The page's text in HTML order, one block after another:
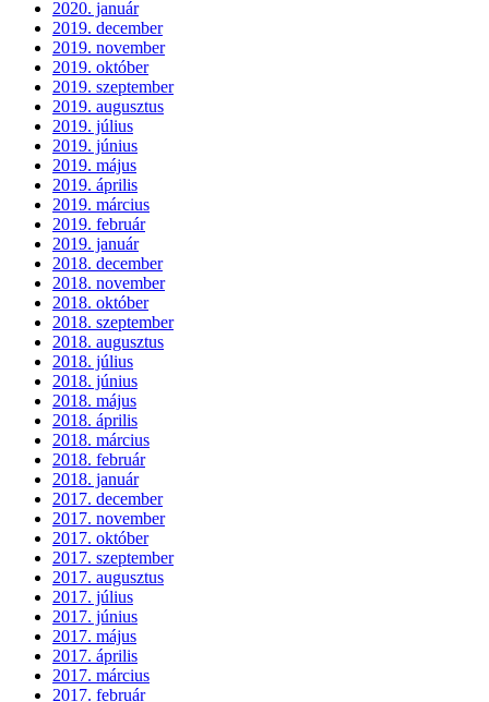
2020. január
2019. december
2019. november
2019. október
2019. szeptember
2019. augusztus
2019. július
2019. június
2019. május
2019. április
2019. március
2019. február
2019. január
2018. december
2018. november
2018. október
2018. szeptember
2018. augusztus
2018. július
2018. június
2018. május
2018. április
2018. március
2018. február
2018. január
2017. december
2017. november
2017. október
2017. szeptember
2017. augusztus
2017. július
2017. június
2017. május
2017. április
2017. március
2017. február